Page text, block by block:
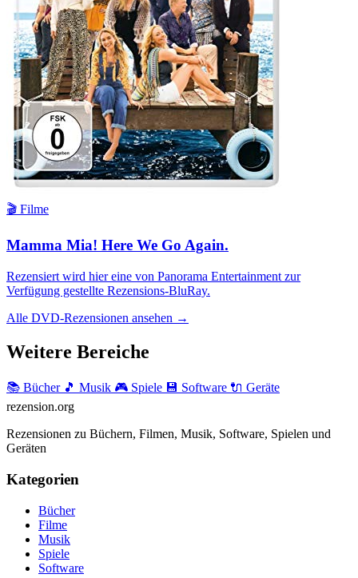
🎬 Filme
Mamma Mia! Here We Go Again.
Rezensiert wird hier eine von Panorama Entertainment zur
Verfügung gestellte Rezensions-BluRay.
Alle DVD-Rezensionen ansehen →
Weitere Bereiche
📚 Bücher 🎵 Musik 🎮 Spiele 💾 Software 🔌 Geräte
rezension.org
Rezensionen zu Büchern, Filmen, Musik, Software, Spielen und
Geräten
Kategorien
Bücher
Filme
Musik
Spiele
Software